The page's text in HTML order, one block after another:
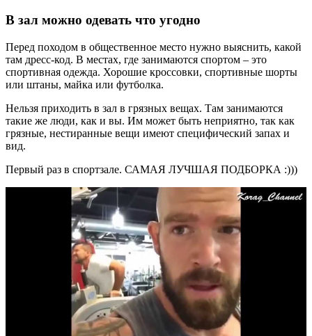
В зал можно одевать что угодно
Перед походом в общественное место нужно выяснить, какой
там дресс-код. В местах, где занимаются спортом – это
спортивная одежда. Хорошие кроссовки, спортивные шорты
или штаны, майка или футболка.
Нельзя приходить в зал в грязных вещах. Там занимаются
такие же люди, как и вы. Им может быть неприятно, так как
грязные, нестиранные вещи имеют специфический запах и
вид.
Первый раз в спортзале. САМАЯ ЛУЧШАЯ ПОДБОРКА :)))